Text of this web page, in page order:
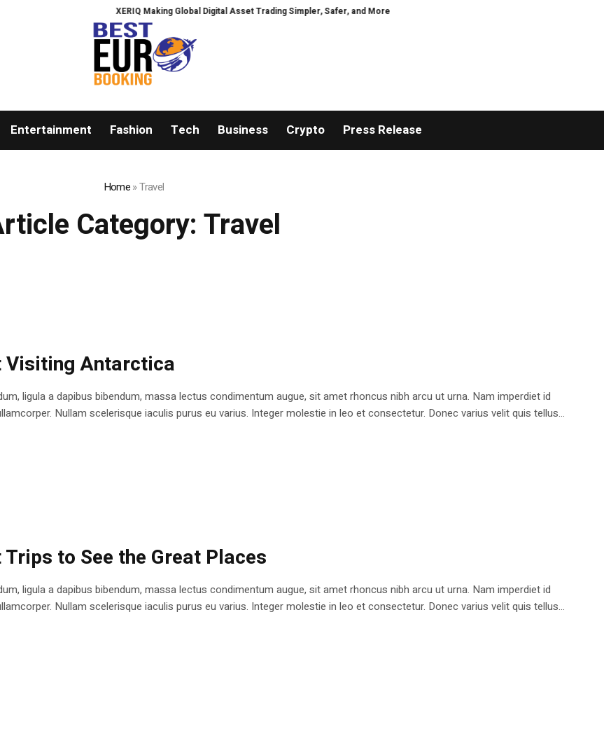
XERIQ Making Global Digital Asset Trading Simpler, Safer, and More Efficient
Entertainment Fashion Tech Business Crypto Press Release
Home»Travel
Category:Travel
Visiting Antarctica
ligula a dapibus bibendum, massa lectus condimentum augue, sit amet rhoncus nibh arcu ut urna. Nam imperdiet id
Nullam scelerisque iaculis purus eu varius. Integer molestie in leo et consectetur. Donec varius velit quis tellus...
to See the Great Places
ligula a dapibus bibendum, massa lectus condimentum augue, sit amet rhoncus nibh arcu ut urna. Nam imperdiet id
Nullam scelerisque iaculis purus eu varius. Integer molestie in leo et consectetur. Donec varius velit quis tellus...